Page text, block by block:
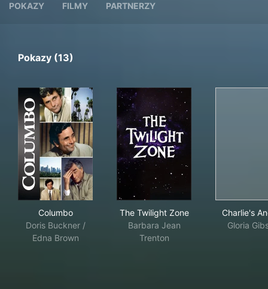
POKAZY FILMY PARTNERZY
Pokazy (13)
Columbo
Doris Buckner /
Edna Brown
The Twilight Zone
Barbara Jean
Trenton
Charlie's
Gloria